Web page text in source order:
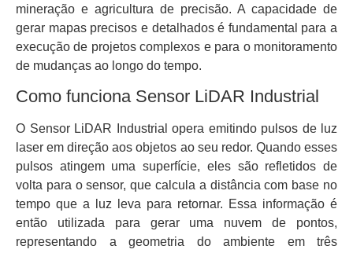
mineração e agricultura de precisão. A capacidade de
gerar mapas precisos e detalhados é fundamental para a
execução de projetos complexos e para o monitoramento
de mudanças ao longo do tempo.
Como funciona Sensor LiDAR Industrial
O Sensor LiDAR Industrial opera emitindo pulsos de luz
laser em direção aos objetos ao seu redor. Quando esses
pulsos atingem uma superfície, eles são refletidos de
volta para o sensor, que calcula a distância com base no
tempo que a luz leva para retornar. Essa informação é
então utilizada para gerar uma nuvem de pontos,
representando a geometria do ambiente em três